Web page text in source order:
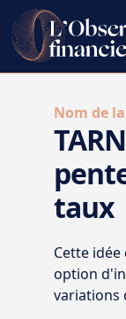
Nom de
taux
Cette idée
option
variations